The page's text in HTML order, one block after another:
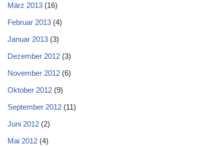
März 2013 (16)
Februar 2013 (4)
Januar 2013 (3)
Dezember 2012 (3)
November 2012 (6)
Oktober 2012 (9)
September 2012 (11)
Juni 2012 (2)
Mai 2012 (4)